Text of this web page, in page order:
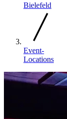
Bielefeld
Event-
Locations